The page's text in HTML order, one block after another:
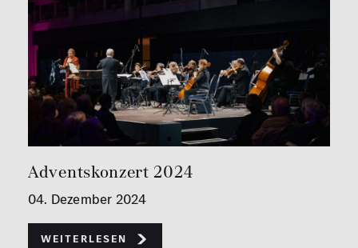
Adventskonzert 2024
04. Dezember 2024
Weiterlesen